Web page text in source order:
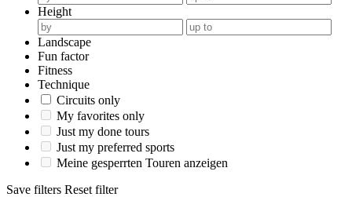
Height
Landscape
Fun factor
Fitness
Technique
Circuits only
My favorites only
Just my done tours
Just my preferred sports
Meine gesperrten Touren anzeigen
Save filters Reset filter